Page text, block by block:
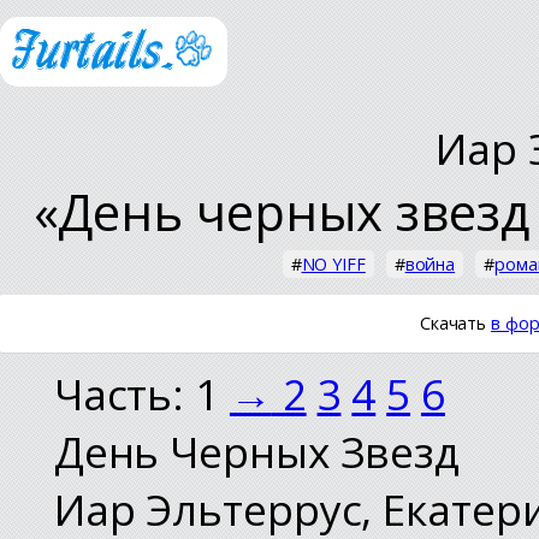
Иар
«День черных
#NO YIFF #война #
Скачатьв
Часть: 1 → 2 3 4 5 6
День Черных Звезд
Иар Эльтеррус,